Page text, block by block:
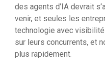
des agents d’IA devrait
venir, et seules les
technologie avec
sur leurs concurrents, et
plus rapidement.